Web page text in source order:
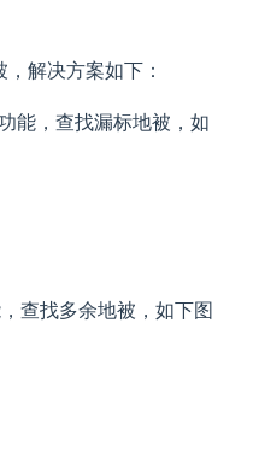
解决方案如下：
能，查找漏标地被，如
查找多余地被，如下图